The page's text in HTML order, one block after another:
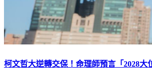
柯文哲大逆轉交保！命理師預言「2028大